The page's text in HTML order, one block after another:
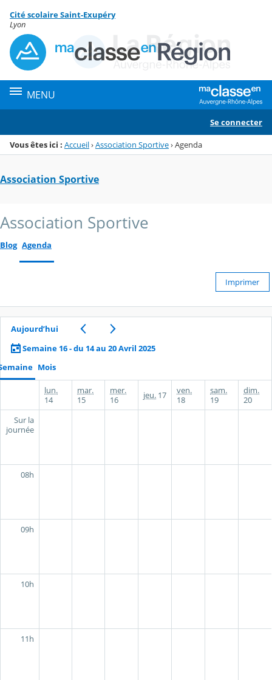
Menu de la rubrique
Contenu
Cité scolaire Saint-Exupéry
Lyon
MENU
Se connecter
Vous êtes ici : Accueil›Association Sportive›Agenda
Association Sportive
Association Sportive
Blog Agenda
Imprimer
Aujourd’hui
Semaine 16 - du 14 au 20 Avril 2025
Mois
lun.
14
mar.
15
mer.
16
jeu. 17
ven.
18
sam.
19
dim.
20
Sur la
journée
08h
09h
10h
11h